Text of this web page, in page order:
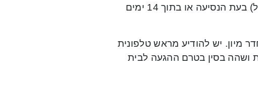
הנחיות למקרה של הופעת מחלה נשימתית (חום ושיעול) בעת הנסיעה או בתוך 14 ימים
מיון. יש להודיע מראש טלפונית
ושהה בסין בטרם ההגעה לבית